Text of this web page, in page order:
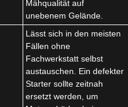
Mähqualität auf
unebenem Gelände.
Lässt sich in den meisten
Fällen ohne
Fachwerkstatt selbst
austauschen. Ein defekter
Starter sollte zeitnah
ersetzt werden, um